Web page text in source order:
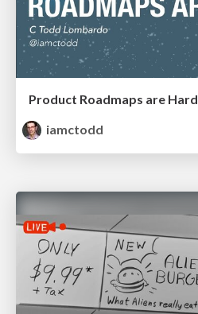
Product Roadmaps are Hard
iamctodd